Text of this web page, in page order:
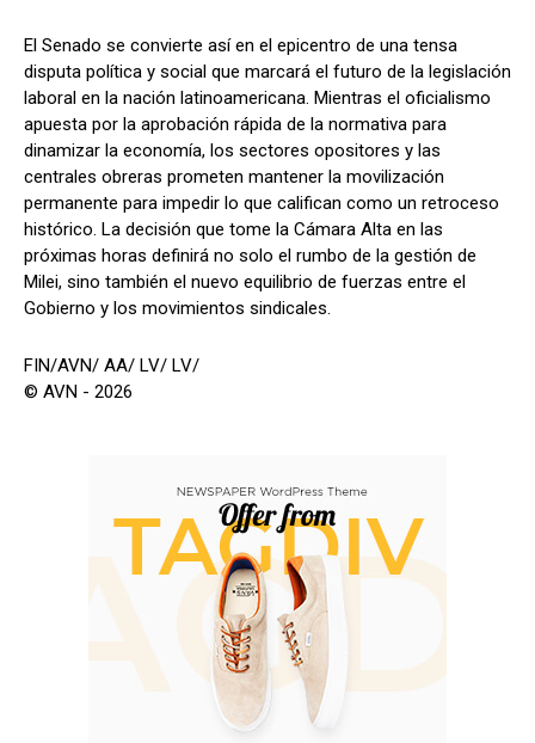
El Senado se convierte así en el epicentro de una tensa
disputa política y social que marcará el futuro de la legislación
laboral en la nación latinoamericana. Mientras el oficialismo
apuesta por la aprobación rápida de la normativa para
dinamizar la economía, los sectores opositores y las
centrales obreras prometen mantener la movilización
permanente para impedir lo que califican como un retroceso
histórico. La decisión que tome la Cámara Alta en las
próximas horas definirá no solo el rumbo de la gestión de
Milei, sino también el nuevo equilibrio de fuerzas entre el
Gobierno y los movimientos sindicales.
FIN/AVN/ AA/ LV/ LV/
© AVN - 2026